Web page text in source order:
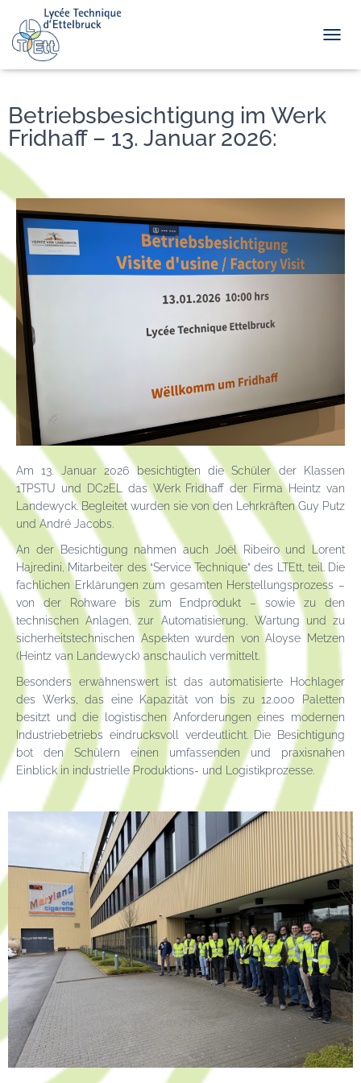
Betriebsbesichtigung im Werk
Fridhaff – 13. Januar 2026:
Am 13. Januar 2026 besichtigten die Schüler der Klassen
1TPSTU und DC2EL das Werk Fridhaff der Firma Heintz van
Landewyck. Begleitet wurden sie von den Lehrkräften Guy Putz
und André Jacobs.
An der Besichtigung nahmen auch Joël Ribeiro und Lorent
Hajredini, Mitarbeiter des “Service Technique” des LTEtt, teil. Die
fachlichen Erklärungen zum gesamten Herstellungsprozess –
von der Rohware bis zum Endprodukt – sowie zu den
technischen Anlagen, zur Automatisierung, Wartung und zu
sicherheitstechnischen Aspekten wurden von Aloyse Metzen
(Heintz van Landewyck) anschaulich vermittelt.
Besonders erwähnenswert ist das automatisierte Hochlager
des Werks, das eine Kapazität von bis zu 12.000 Paletten
besitzt und die logistischen Anforderungen eines modernen
Industriebetriebs eindrucksvoll verdeutlicht. Die Besichtigung
bot den Schülern einen umfassenden und praxisnahen
Einblick in industrielle Produktions- und Logistikprozesse.